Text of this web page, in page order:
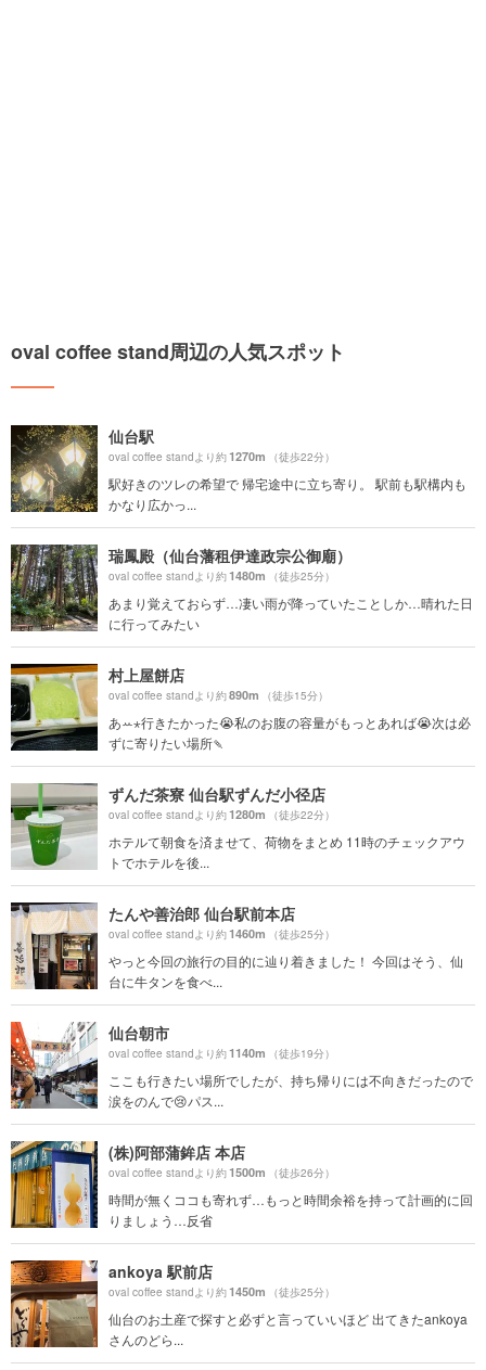
oval coffee stand周辺の人気スポット
仙台駅
oval coffee standより約1270m （徒歩22分）
駅好きのツレの希望で 帰宅途中に立ち寄り。 駅前も駅構内も
かなり広かっ...
瑞鳳殿（仙台藩租伊達政宗公御廟）
oval coffee standより約1480m （徒歩25分）
あまり覚えておらず…凄い雨が降っていたことしか…晴れた日
に行ってみたい
村上屋餅店
oval coffee standより約890m （徒歩15分）
あꕀ⋆行きたかった😭私のお腹の容量がもっとあれば😭次は必
ずに寄りたい場所🍡
ずんだ茶寮 仙台駅ずんだ小径店
oval coffee standより約1280m （徒歩22分）
ホテルて朝食を済ませて、荷物をまとめ 11時のチェックアウ
トでホテルを後...
たんや善治郎 仙台駅前本店
oval coffee standより約1460m （徒歩25分）
やっと今回の旅行の目的に辿り着きました！ 今回はそう、仙
台に牛タンを食べ...
仙台朝市
oval coffee standより約1140m （徒歩19分）
ここも行きたい場所でしたが、持ち帰りには不向きだったので
涙をのんで😢パス...
(株)阿部蒲鉾店 本店
oval coffee standより約1500m （徒歩26分）
時間が無くココも寄れず…もっと時間余裕を持って計画的に回
りましょう…反省
ankoya 駅前店
oval coffee standより約1450m （徒歩25分）
仙台のお土産で探すと必ずと言っていいほど 出てきたankoya
さんのどら...